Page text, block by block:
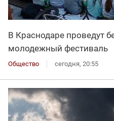
В Краснодаре проведут
молодежный фестиваль
Общество сегодня, 20:55